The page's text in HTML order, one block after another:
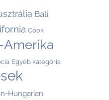
Bali
Cook
Amerika
Egyéb kategória
Hungarian